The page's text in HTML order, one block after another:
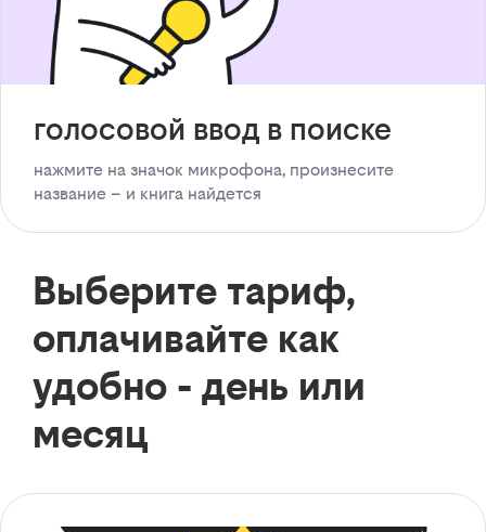
голосовой ввод в поиске
нажмите на значок микрофона, произнесите
название – и книга найдется
Выберите тариф,
оплачивайте как
удобно - день или
месяц